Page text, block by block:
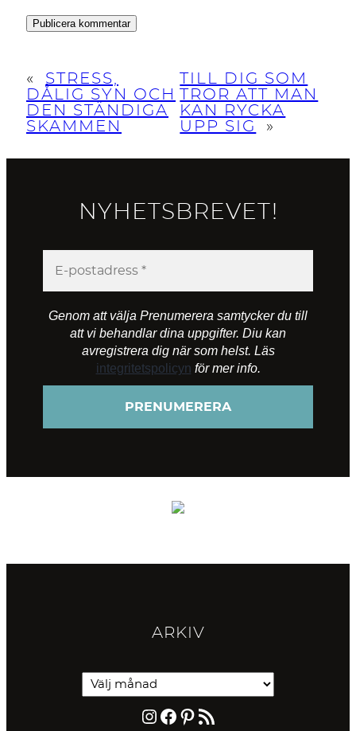
«
STRESS,
DÅLIG SYN OCH
DEN STÄNDIGA
SKAMMEN
TILL DIG SOM
TROR ATT MAN
KAN RYCKA
UPP SIG
»
NYHETSBREVET!
Genom att välja Prenumerera samtycker du till
att vi behandlar dina uppgifter. Diu kan
avregistrera dig när som helst. Läs
integritetspolicyn för mer info.
ARKIV
Instagram Facebook Pinterest RSS-flöde